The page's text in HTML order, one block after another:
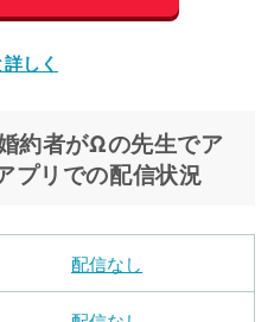
しく
約者がΩの先生でア
プリでの配信状況
配信なし